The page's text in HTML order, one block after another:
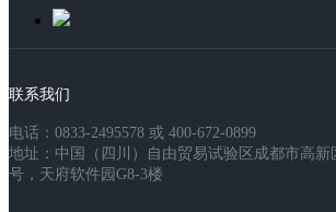
联系我们
电话：0833-2495578 或 400-672-0899
地址：中国（四川）自由贸易试验区成都市高新
号，天府软件园G8-3楼